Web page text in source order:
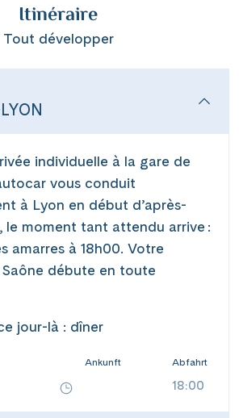
Itinéraire
Tout développer
individuelle à la gare de
vous conduit
à Lyon en début d’après-
le moment tant attendu arrive :
amarres à 18h00. Votre
Saône débute en toute
jour-là : dîner
Ankunft Abfahrt
18:00